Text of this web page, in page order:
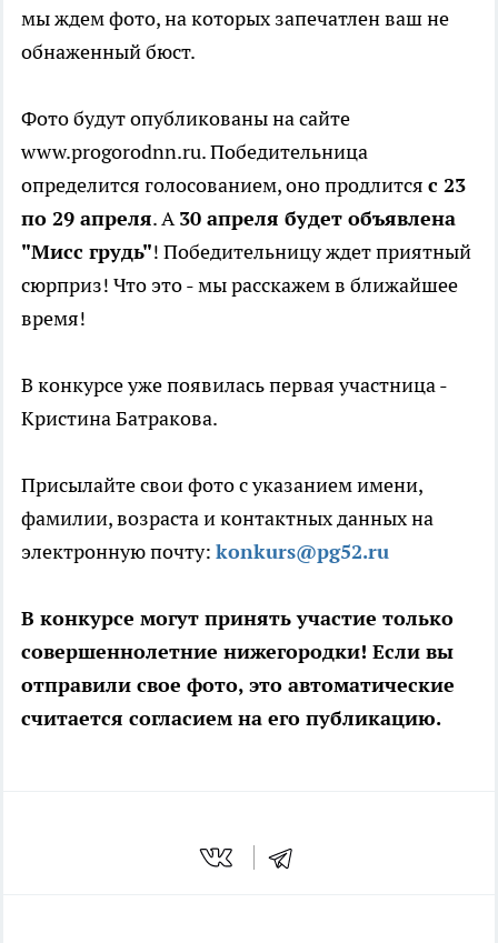
мы ждем фото, на которых запечатлен ваш не
обнаженный бюст.
Фото будут опубликованы на сайте
www.progorodnn.ru. Победительница
определится голосованием, оно продлится с 23
по 29 апреля. А30 апреля будет объявлена
"Мисс грудь"! Победительницу ждет приятный
сюрприз! Что это - мы расскажем в ближайшее
время!
В конкурсе уже появилась первая участница -
Кристина Батракова.
Присылайте свои фото с указанием имени,
фамилии, возраста и контактных данных на
электронную почту: konkurs@pg52.ru
В конкурсе могут принять участие только
совершеннолетние нижегородки! Если вы
отправили свое фото, это автоматические
считается согласием на его публикацию.